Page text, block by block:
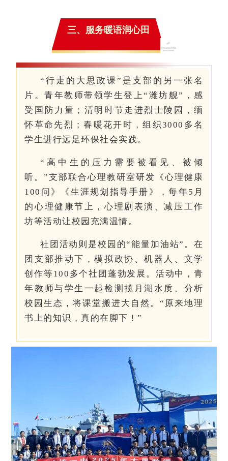
三、服务暖语润心田
“行走的大思政课”是支部的另一张名
片。青年教师带领学生登上“潍坊舰”，感
受国防力量；清明时节走进烈士陵园，缅
怀革命先烈；春暖花开时，组织3000多名
学生进行远足环保社会实践。
“高中生的压力需要被看见、被倾
听。”支部联合心理教研室研发《心理健康
100问》《生涯规划指导手册》，每年5月
的心理健康节上，心理剧表演、减压工作
坊等活动让校园充满温情。
社团活动则是校园的“能量加油站”。在
团支部推动下，模拟政协、机器人、文学
创作等100多个社团蓬勃发展。活动中，青
年教师与学生一起检测揽月湖水质、分析
校园生态，将课堂搬进大自然。“原来地理
书上的知识，真的在脚下！”